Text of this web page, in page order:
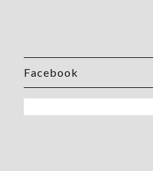
Facebook